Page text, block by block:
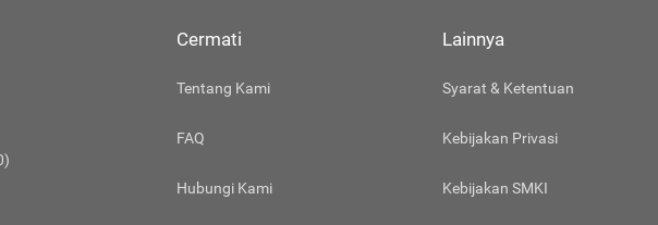
Cermati
Tentang Kami
FAQ
Hubungi Kami
Lainnya
Syarat & Ketentuan
Kebijakan Privasi
Kebijakan SMKI